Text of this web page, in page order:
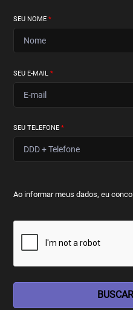
SEU NOME*
SEU E-MAIL*
SEU TELEFONE*
Ao informar meus dados, eu